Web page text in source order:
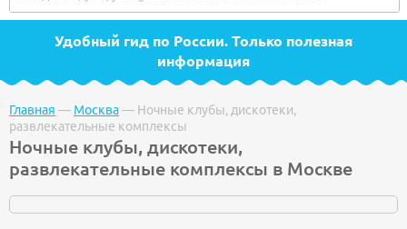
Удобный гид по России. Только полезная
информация
Главная — Москва— Ночные клубы, дискотеки,
развлекательные комплексы
Ночные клубы, дискотеки,
развлекательные комплексы в Москве